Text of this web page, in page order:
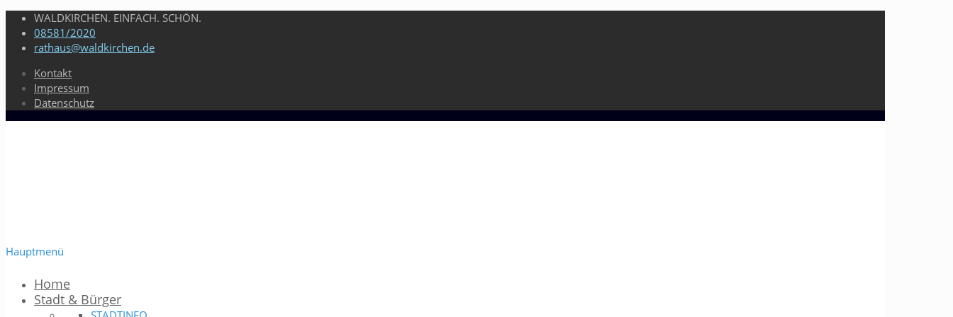
WALDKIRCHEN. EINFACH. SCHÖN.
08581/2020
rathaus@waldkirchen.de
Kontakt
Impressum
Datenschutz
Hauptmenü
Home
Stadt & Bürger